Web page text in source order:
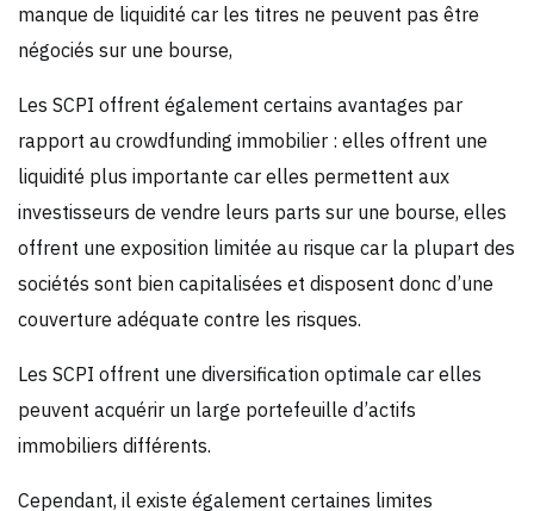
manque de liquidité car les titres ne peuvent pas être
négociés sur une bourse,
Les SCPI offrent également certains avantages par
rapport au crowdfunding immobilier : elles offrent une
liquidité plus importante car elles permettent aux
investisseurs de vendre leurs parts sur une bourse, elles
offrent une exposition limitée au risque car la plupart des
sociétés sont bien capitalisées et disposent donc d’une
couverture adéquate contre les risques.
Les SCPI offrent une diversification optimale car elles
peuvent acquérir un large portefeuille d’actifs
immobiliers différents.
Cependant, il existe également certaines limites